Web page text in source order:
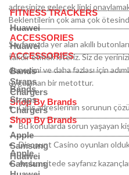
Huawei
ACCESSORIES
Bands
Straps
Chargers
Shop By Brands
Apple
Samsung
Huawei
FITNESS TRACKERS
Huawei
ACCESSORIES
Bands
Straps
Chargers
Shop By Brands
Apple
Samsung
adresinize gelecek linki
Beklentilerin çok ama çok
Sayfamızda yer alan akıllı
takdir etmek isteriz. Siz de yerinizi
deneyimi ve daha fazlası için
uygulanan bir metottur.
Giriş adreslerinin sorunun
Bu konularda sorun yaşayan
Discount Casino oyunları
Açılan sitede sayfanız